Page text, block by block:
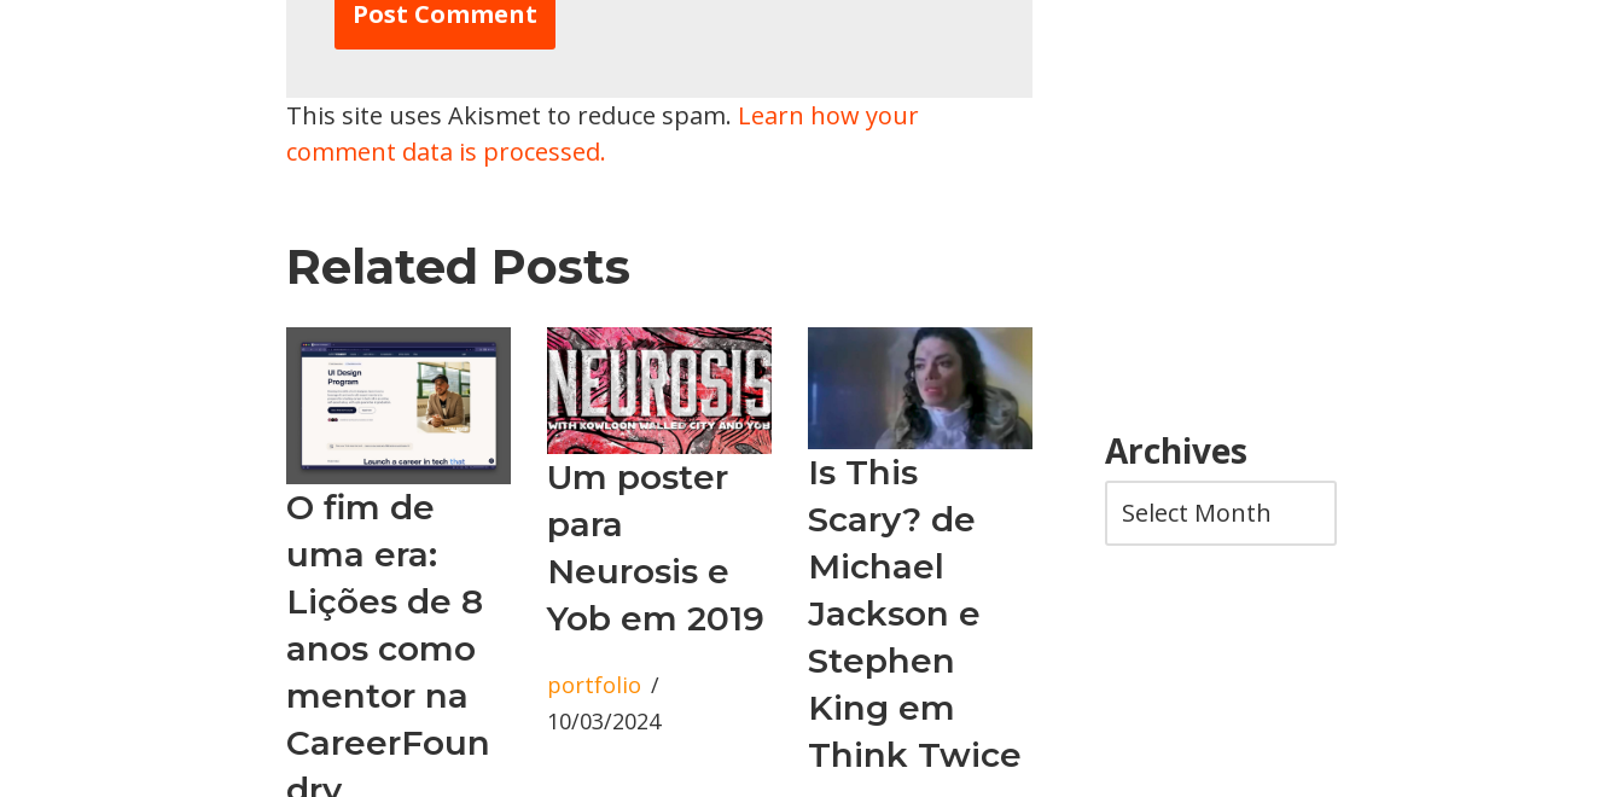
This site uses Akismet to reduce spam. Learn how your
comment data is processed.
Related Posts
O fim de
uma era:
Lições de 8
anos como
mentor na
CareerFoun
Um poster
para
Neurosis e
Yob em 2019
portfolio
10/03/2024
Is This
Scary? de
Michael
Jackson e
Stephen
King em
Think Twice
Archives